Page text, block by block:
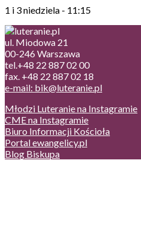
1 i 3 niedziela - 11:15
ul. Miodowa 21
00-246 Warszawa
tel.+48 22 887 02 00
fax. +48 22 887 02 18
e-mail: bik@luteranie.pl
Młodzi Luteranie na Instagramie
CME na Instagramie
Biuro Informacji Kościoła
Portal ewangelicy.pl
Blog Biskupa